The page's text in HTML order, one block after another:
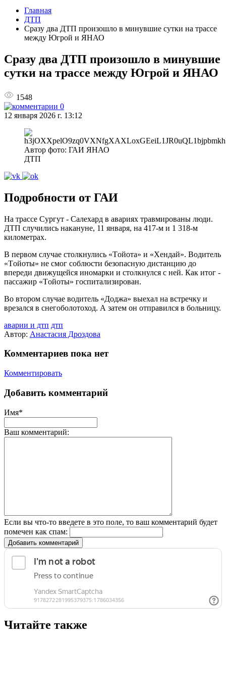
Главная
ДТП
Сразу два ДТП произошло в минувшие сутки на трассе
между Югрой и ЯНАО
Сразу два ДТП произошло в минувшие
сутки на трассе между Югрой и ЯНАО
1548
0
12 января 2026 г. 13:12
Автор фото: ГАИ ЯНАО
ДТП
Подробности от ГАИ
На трассе Сургут - Салехард в авариях травмированы люди.
ДТП случились накануне, 11 января, на 417-м и 1 318-м
километрах.
В первом случае столкнулись «Tойота» и «Хендай». Водитель
«Tойоты» не смог соблюсти безопасную дистанцию до
впереди движущейся иномарки и столкнулся с ней. Как итог -
пассажир «Tойоты» госпитализирован.
Во втором случае водитель «Доджа» выехал на встречку и
врезался в снегоболотоход. А затем он отправился в больницу.
аварии и дтп дтп
Автор: Анастасия Дроздова
Комментариев пока нет
Комментировать
Добавить комментарий
Имя*
Ваш комментарий:
Если вы что-то введете в это поле, то ваш комментарий будет
помечен как спам:
Добавить комментарий
Читайте также